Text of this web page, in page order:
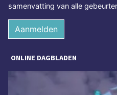
samenvatting van alle
Aanmelden
ONLINE DAGBLADEN